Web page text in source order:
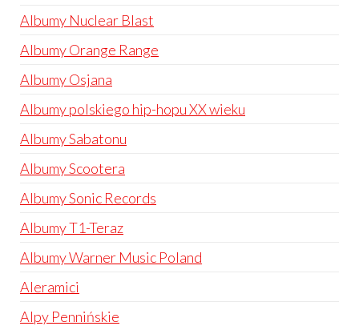
Albumy Nuclear Blast
Albumy Orange Range
Albumy Osjana
Albumy polskiego hip-hopu XX wieku
Albumy Sabatonu
Albumy Scootera
Albumy Sonic Records
Albumy T1-Teraz
Albumy Warner Music Poland
Aleramici
Alpy Pennińskie